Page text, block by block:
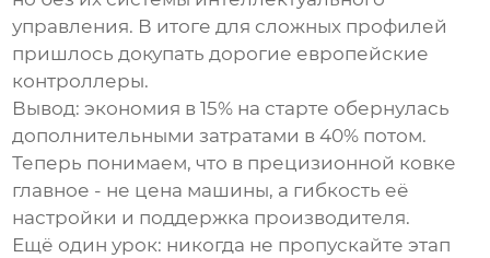
управления. В итоге для сложных профилей
пришлось докупать дорогие европейские
контроллеры.
Вывод: экономия в 15% на старте обернулась
дополнительными затратами в 40% потом.
Теперь понимаем, что в прецизионной ковке
главное - не цена машины, а гибкость её
настройки и поддержка производителя.
Ещё один урок: никогда не пропускайте этап